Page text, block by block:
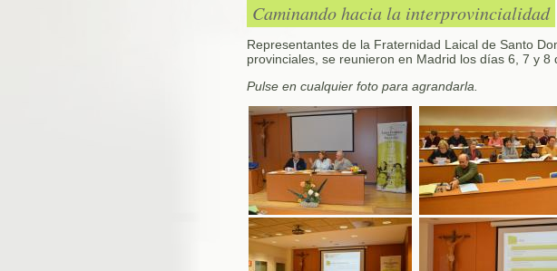
Caminando hacia la interprovincialidad
Representantes de la Fraternidad Laical de Santo
provinciales, se reunieron en Madrid los días 6, 7 y 8
Pulse en cualquier foto para agrandarla.